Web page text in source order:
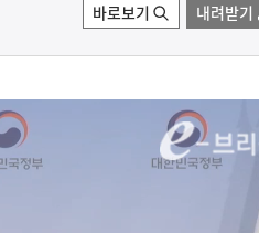
바로보기 내려받기